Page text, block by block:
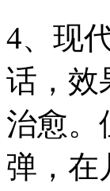
4、现
话，效
治愈。
弹，在